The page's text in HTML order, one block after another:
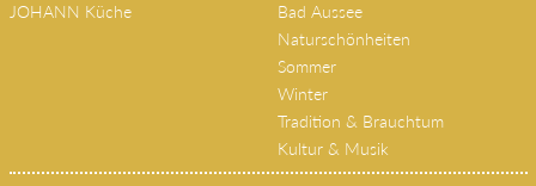
JOHANN Küche
Bad Aussee
Naturschönheiten
Sommer
Winter
Tradition & Brauchtum
Kultur & Musik